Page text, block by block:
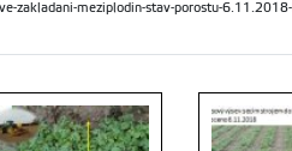
zakladani-meziplodin-stav-porostu-